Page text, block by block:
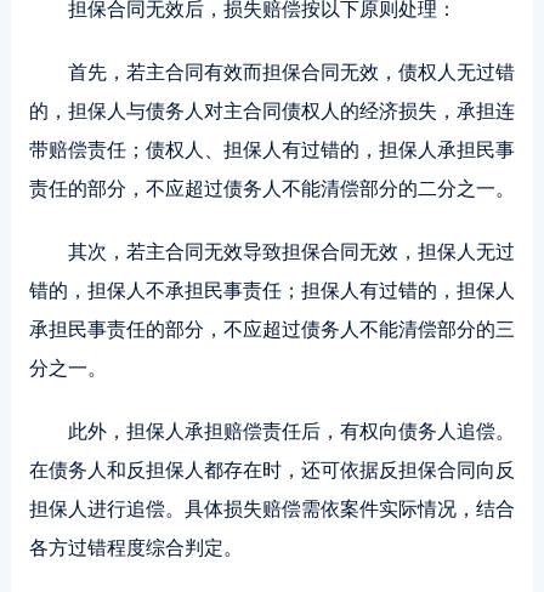
担保合同无效后，损失赔偿按以下原则处理：
首先，若主合同有效而担保合同无效，债权人无过错
的，担保人与债务人对主合同债权人的经济损失，承担连
带赔偿责任；债权人、担保人有过错的，担保人承担民事
责任的部分，不应超过债务人不能清偿部分的二分之一。
其次，若主合同无效导致担保合同无效，担保人无过
错的，担保人不承担民事责任；担保人有过错的，担保人
承担民事责任的部分，不应超过债务人不能清偿部分的三
分之一。
此外，担保人承担赔偿责任后，有权向债务人追偿。
在债务人和反担保人都存在时，还可依据反担保合同向反
担保人进行追偿。具体损失赔偿需依案件实际情况，结合
各方过错程度综合判定。